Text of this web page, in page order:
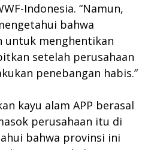
Indonesia. “Namun,
bahwa
untuk menghentikan
setelah perusahaan
penebangan habis.”
kayu alam APP berasal
perusahaan itu di
bahwa provinsi ini